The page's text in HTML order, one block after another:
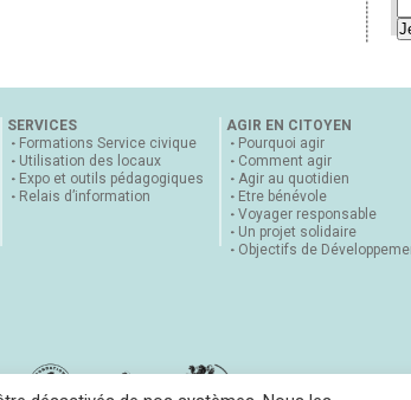
SERVICES
Formations Service civique
Utilisation des locaux
Expo et outils pédagogiques
Relais d’information
AGIR EN CITOYEN
Pourquoi agir
Comment agir
Agir au quotidien
Etre bénévole
Voyager responsable
Un projet solidaire
Objectifs de